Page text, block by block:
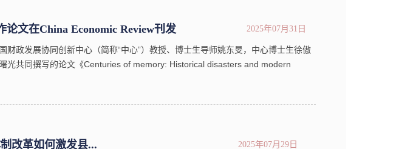
论文在China Economic Review刊发 2025年07月31日
财政发展协同创新中心（简称“中心”）教授、博士生导师姚东旻，中心博士生徐傲
光共同撰写的论文《Centuries of memory: Historical disasters and modern
改革如何激发县... 2025年07月29日